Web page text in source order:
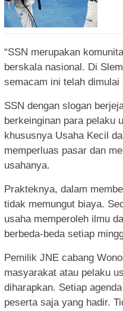
“SSN merupakan
berskala nasional. Di
semacam ini telah dimulai
SSN dengan slogan
berkeinginan para pelaku
khususnya Usaha Kecil
memperluas pasar dan
usahanya.
Prakteknya, dalam
tidak memungut biaya.
usaha memperoleh ilmu
berbeda-beda setiap
Pemilik JNE cabang
masyarakat atau pelaku
diharapkan. Setiap
peserta saja yang hadir.